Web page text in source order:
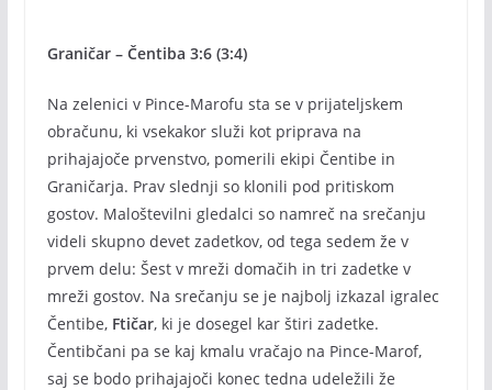
Graničar – Čentiba 3:6 (3:4)
Na zelenici v Pince-Marofu sta se v prijateljskem
obračunu, ki vsekakor služi kot priprava na
prihajajoče prvenstvo, pomerili ekipi Čentibe in
Graničarja. Prav slednji so klonili pod pritiskom
gostov. Maloštevilni gledalci so namreč na srečanju
videli skupno devet zadetkov, od tega sedem že v
prvem delu: Šest v mreži domačih in tri zadetke v
mreži gostov. Na srečanju se je najbolj izkazal igralec
Čentibe, Ftičar, ki je dosegel kar štiri zadetke.
Čentibčani pa se kaj kmalu vračajo na Pince-Marof,
saj se bodo prihajajoči konec tedna udeležili že